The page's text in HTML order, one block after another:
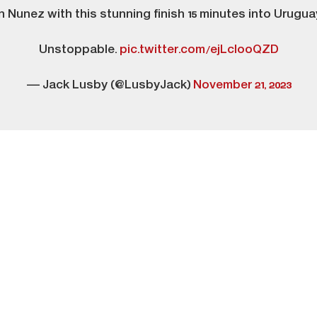
Nunez with this stunning finish 15 minutes into
Unstoppable. pic.twitter.com/ejLclooQZD
— Jack Lusby (@LusbyJack) November 21, 2023